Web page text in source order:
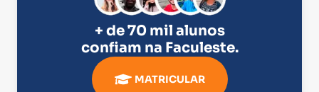
+ de 70 mil alunos
confiam na Faculeste.
MATRICULAR